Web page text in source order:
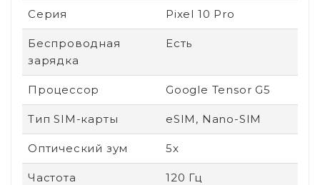
Серия Pixel 10 Pro
Беспроводная
зарядка
Есть
Процессор Google Tensor G5
Тип SIM-карты eSIM, Nano-SIM
Оптический зум 5x
Частота
120 Гц